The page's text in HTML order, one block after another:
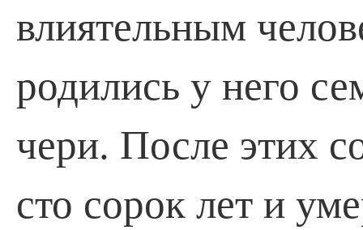
влиятельным
родились у него
чери. После этих
сто сорок лет и